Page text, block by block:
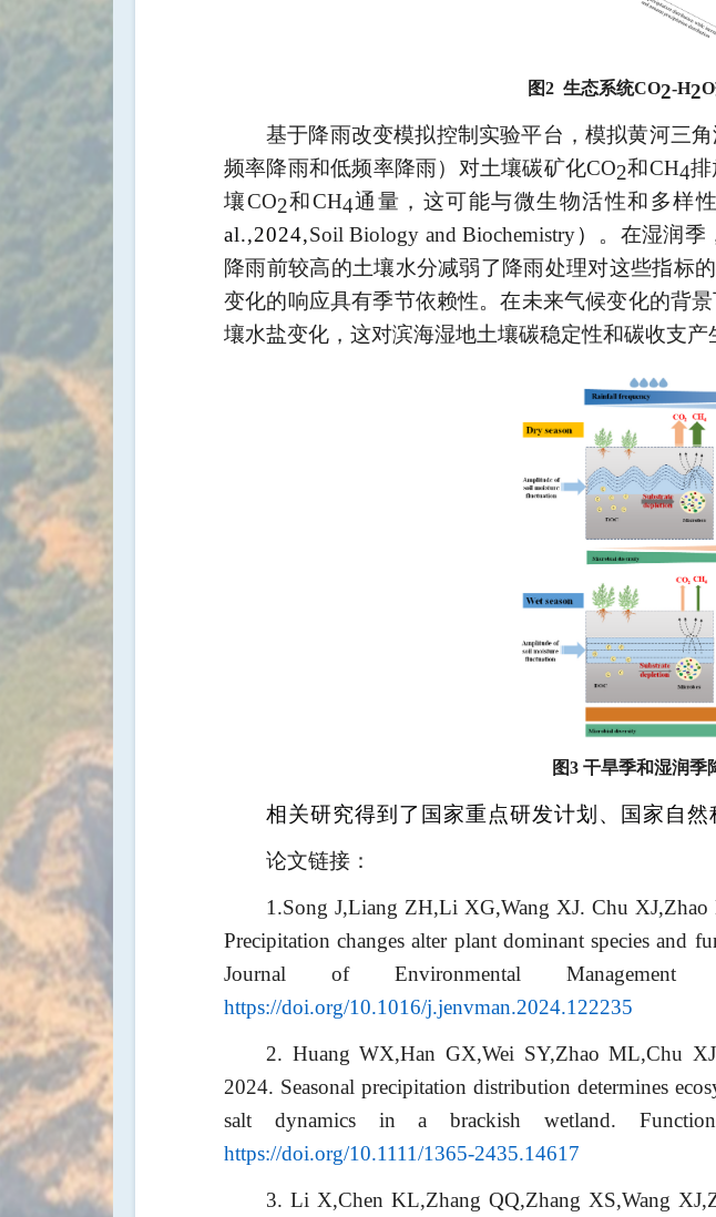
图2 生态系统CO2-H2O
基于降雨改变模拟控制实验平台，模拟黄河三
频率降雨和低频率降雨）对土壤碳矿化CO2和CH4排
壤CO2和CH4通量，这可能与微生物活性和多样
al.,2024,Soil Biology and Biochemistry） 。在湿润季
降雨前较高的土壤水分减弱了降雨处理对这些指标
变化的响应具有季节依赖性。在未来气候变化的背
壤水盐变化，这对滨海湿地土壤碳稳定性和碳收支产
图3 干旱季和湿润季
相关研究得到了国家重点研发计划、国家自
论文链接：
1.Song J,Liang ZH,Li XG,Wang XJ. Chu
Precipitation changes alter plant dominant species and
Journal of Environmental Management
https://doi.org/10.1016/j.jenvman.2024.122235
2. Huang WX,Han GX,Wei SY,Zhao ML,Chu
2024. Seasonal precipitation distribution determines
salt dynamics in a brackish wetland.
https://doi.org/10.1111/1365-2435.14617
3. Li X,Chen KL,Zhang QQ,Zhang XS,Wang